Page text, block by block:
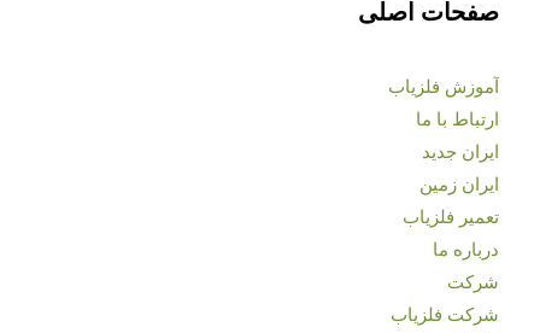
صفحات اصلی
آموزش فلزیاب
ارتباط با ما
ایران جدید
ایران زمین
تعمیر فلزیاب
درباره ما
شرکت
شرکت فلزیاب